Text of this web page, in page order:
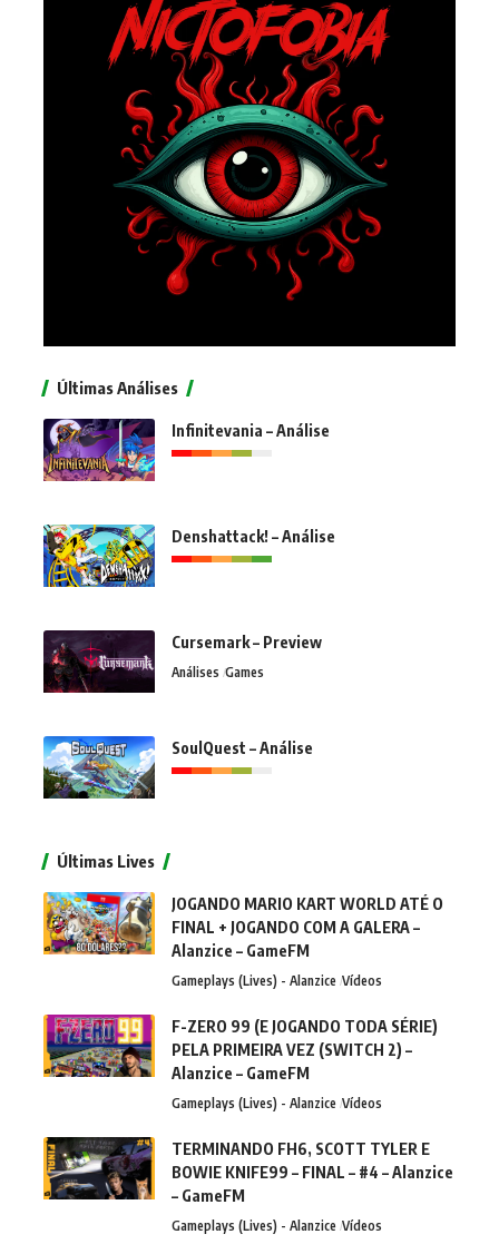
Últimas Análises
Infinitevania – Análise
Denshattack! – Análise
Cursemark – Preview
Análises Games
SoulQuest – Análise
Últimas Lives
JOGANDO MARIO KART WORLD ATÉ O
FINAL + JOGANDO COM A GALERA –
Alanzice – GameFM
Gameplays (Lives) - Alanzice Vídeos
F-ZERO 99 (E JOGANDO TODA SÉRIE)
PELA PRIMEIRA VEZ (SWITCH 2) –
Alanzice – GameFM
Gameplays (Lives) - Alanzice Vídeos
TERMINANDO FH6, SCOTT TYLER E
BOWIE KNIFE99 – FINAL – #4 – Alanzice
– GameFM
Gameplays (Lives) - Alanzice Vídeos